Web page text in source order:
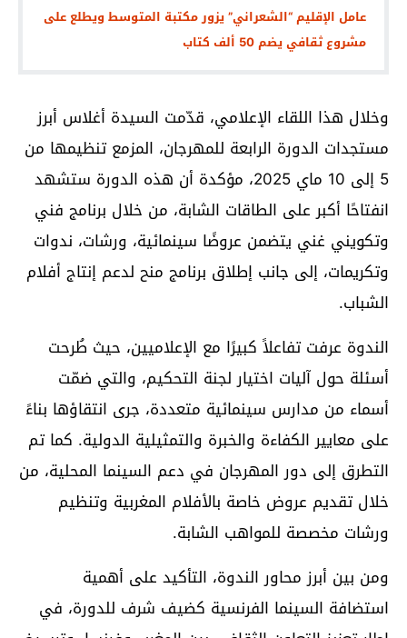
عامل الإقليم “الشعراني” يزور مكتبة المتوسط ويطلع على
مشروع ثقافي يضم 50 ألف كتاب
وخلال هذا اللقاء الإعلامي، قدّمت السيدة أغلاس أبرز
مستجدات الدورة الرابعة للمهرجان، المزمع تنظيمها من
5 إلى 10 ماي 2025، مؤكدة أن هذه الدورة ستشهد
انفتاحًا أكبر على الطاقات الشابة، من خلال برنامج فني
وتكويني غني يتضمن عروضًا سينمائية، ورشات، ندوات
وتكريمات، إلى جانب إطلاق برنامج منح لدعم إنتاج أفلام
الشباب.
الندوة عرفت تفاعلاً كبيرًا مع الإعلاميين، حيث طُرحت
أسئلة حول آليات اختيار لجنة التحكيم، والتي ضمّت
أسماء من مدارس سينمائية متعددة، جرى انتقاؤها بناءً
على معايير الكفاءة والخبرة والتمثيلية الدولية. كما تم
التطرق إلى دور المهرجان في دعم السينما المحلية، من
خلال تقديم عروض خاصة بالأفلام المغربية وتنظيم
ورشات مخصصة للمواهب الشابة.
ومن بين أبرز محاور الندوة، التأكيد على أهمية
استضافة السينما الفرنسية كضيف شرف للدورة، في